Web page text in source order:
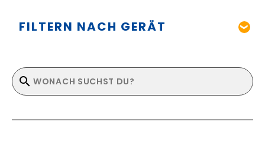
FILTERN NACH GERÄT